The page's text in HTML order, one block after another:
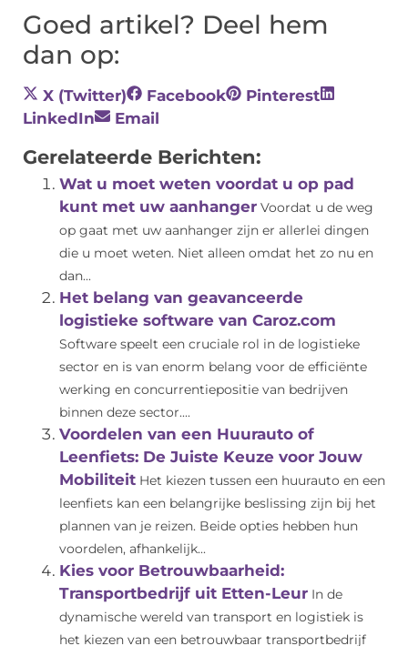
Goed artikel? Deel hem
dan op:
X (Twitter) Facebook
Pinterest
LinkedIn
Email
Gerelateerde Berichten:
Wat u moet weten voordat u op pad
kunt met uw aanhanger Voordat u de weg
op gaat met uw aanhanger zijn er allerlei dingen
die u moet weten. Niet alleen omdat het zo nu en
dan...
Het belang van geavanceerde
logistieke software van Caroz.com
Software speelt een cruciale rol in de logistieke
sector en is van enorm belang voor de efficiënte
werking en concurrentiepositie van bedrijven
binnen deze sector....
Voordelen van een Huurauto of
Leenfiets: De Juiste Keuze voor Jouw
Mobiliteit Het kiezen tussen een huurauto en een
leenfiets kan een belangrijke beslissing zijn bij het
plannen van je reizen. Beide opties hebben hun
voordelen, afhankelijk...
Kies voor Betrouwbaarheid:
Transportbedrijf uit Etten-Leur In de
dynamische wereld van transport en logistiek is
het kiezen van een betrouwbaar transportbedrijf